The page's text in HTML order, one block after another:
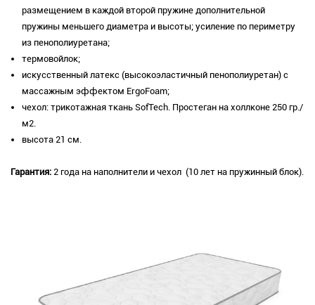
размещением в каждой второй пружине дополнительной
пружины меньшего диаметра и высоты; усиление по периметру
из пенополиуретана;
термовойлок;
искусственный латекс (высокоэластичный пенополиуретан) с
массажным эффектом ErgoFoam;
чехол: трикотажная ткань SofTech. Простеган на холлконе 250 гр./
м2.
высота 21 см.
Гарантия: 2 года на наполнители и чехол (10 лет на пружинный блок).